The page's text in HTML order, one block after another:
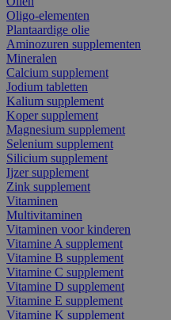
Oligo-elementen
Plantaardige olie
Aminozuren supplementen
Mineralen
Calcium supplement
Jodium tabletten
Kalium supplement
Koper supplement
Magnesium supplement
Selenium supplement
Silicium supplement
Ijzer supplement
Zink supplement
Vitaminen
Multivitaminen
Vitaminen voor kinderen
Vitamine A supplement
Vitamine B supplement
Vitamine C supplement
Vitamine D supplement
Vitamine E supplement
Vitamine K supplement